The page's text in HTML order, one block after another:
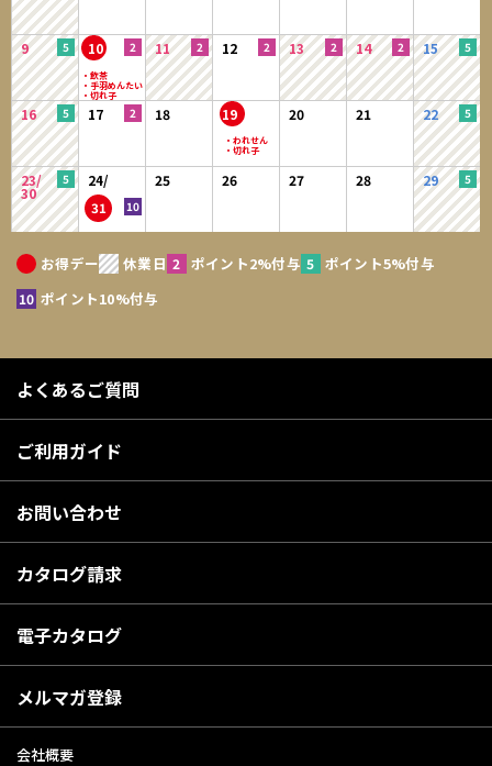
9 10 11 12 13 14 15
16 17 18 19 20 21 22
23/
30
24/
31
25 26 27 28 29
お得デー 休業日 ポイント2%付与
ポイント5%付与
ポイント10%付与
よくあるご質問
ご利用ガイド
お問い合わせ
カタログ請求
電子カタログ
メルマガ登録
会社概要